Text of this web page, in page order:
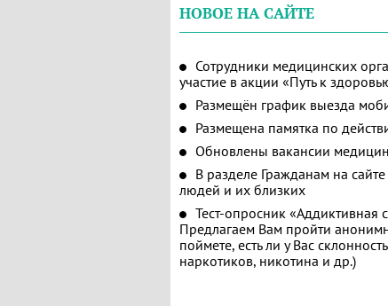
НОВОЕ НА САЙТЕ
Сотрудники медицинских
участие в акции «Путь к
Размещён график выезда
Размещена памятка по
Обновлены вакансии
В разделе Гражданам на
людей и их близких
Тест-опросник «Аддиктивная
Предлагаем Вам пройти
поймете, есть ли у Вас
наркотиков, никотина и др.)